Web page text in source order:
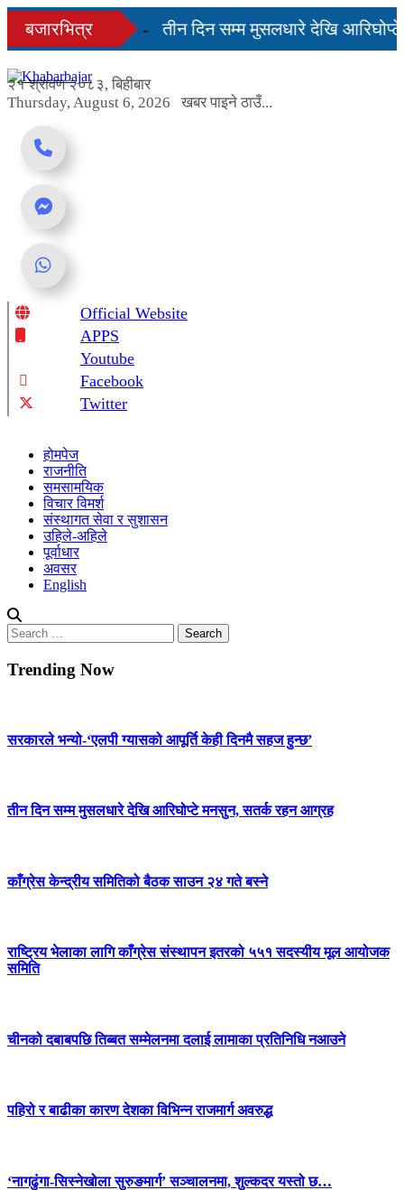
Skip
content
बजारभित्र
सहज हुन्छ’
तीन दिन सम्म मुसलधारे देखि
२१ श्रावण २०८३, बिहीबार
Thursday, August 6, 2026
खबर पाइने ठाउँ...
Online News Portal
Official Website
APPS
Youtube
Facebook
Twitter
होमपेज
राजनीति
समसामयिक
विचार विमर्श
संस्थागत सेवा र सुशासन
उहिले-अहिले
पूर्वाधार
अवसर
English
Search
for:
Trending Now
सरकारले भन्यो-‘एलपी ग्यासको आपूर्ति केही दिनमै सहज हुन्छ’
तीन दिन सम्म मुसलधारे देखि आरिघोप्टे मनसुन, सतर्क रहन आग्रह
काँग्रेस केन्द्रीय समितिको बैठक साउन २४ गते बस्ने
राष्ट्रिय भेलाका लागि काँग्रेस संस्थापन इतरको ५५१ सदस्यीय मूल आयोजक
समिति
चीनको दबाबपछि तिब्बत सम्मेलनमा दलाई लामाका प्रतिनिधि नआउने
पहिरो र बाढीका कारण देशका विभिन्न राजमार्ग अवरुद्ध
‘नागढुंगा-सिस्नेखोला सुरुङमार्ग’ सञ्चालनमा, शुल्कदर यस्तो छ…